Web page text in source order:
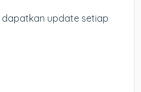
dapatkan update setiap